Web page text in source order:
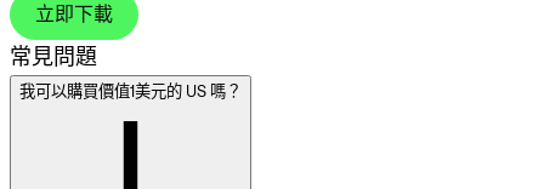
立即下載
常見問題
我可以購買價值1美元的 US 嗎？